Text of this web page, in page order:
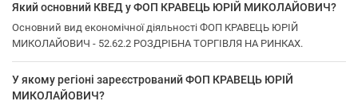
Який основний КВЕД у ФОП КРАВЕЦЬ ЮРІЙ МИКОЛАЙОВИЧ?
Основний вид економічної діяльності ФОП КРАВЕЦЬ ЮРІЙ
МИКОЛАЙОВИЧ - 52.62.2 РОЗДРІБНА ТОРГІВЛЯ НА РИНКАХ.
У якому регіоні зареєстрований ФОП КРАВЕЦЬ ЮРІЙ
МИКОЛАЙОВИЧ?